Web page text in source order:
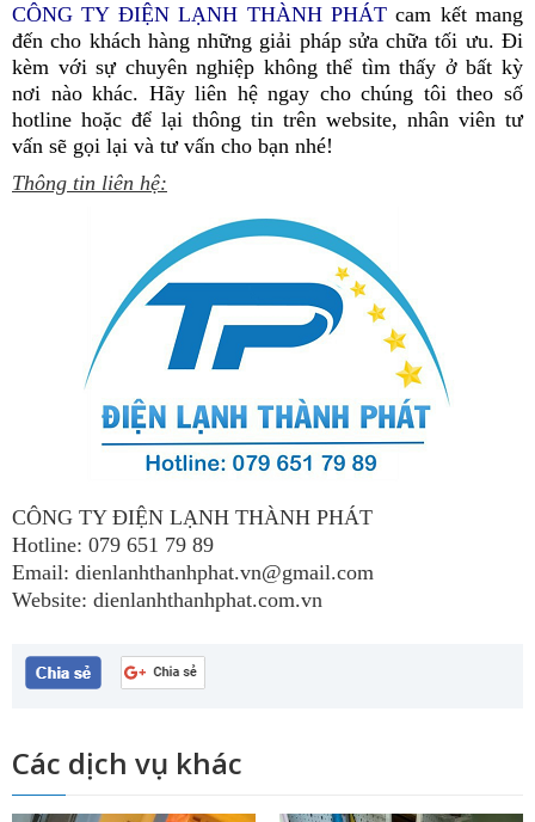
CÔNG TY ĐIỆN LẠNH THÀNH PHÁTcam kết mang
đến cho khách hàng những giải pháp sửa chữa tối ưu. Đi
kèm với sự chuyên nghiệp không thể tìm thấy ở bất kỳ
nơi nào khác. Hãy liên hệ ngay cho chúng tôi theo số
hotline hoặc để lại thông tin trên website, nhân viên tư
vấn sẽ gọi lại và tư vấn cho bạn nhé!
Thông tin liên hệ:
CÔNG TY ĐIỆN LẠNH THÀNH PHÁT
Hotline: 079 651 79 89
Email: dienlanhthanhphat.vn@gmail.com
Website: dienlanhthanhphat.com.vn
Các dịch vụ khác